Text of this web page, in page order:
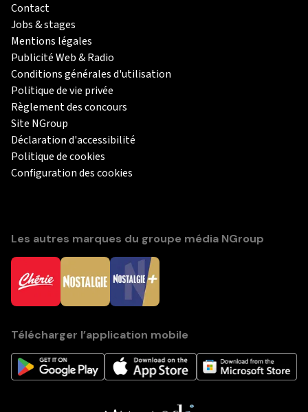
Contact
Jobs & stages
Mentions légales
Publicité Web & Radio
Conditions générales d'utilisation
Politique de vie privée
Règlement des concours
Site NGroup
Déclaration d'accessibilité
Politique de cookies
Configuration des cookies
Les autres marques du groupe média NGroup
Télécharger l’application mobile